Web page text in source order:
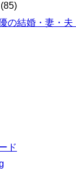
(85)
の結婚・妻・夫
ド